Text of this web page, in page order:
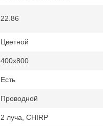
22.86
Цветной
400x800
Есть
Проводной
2 луча, CHIRP